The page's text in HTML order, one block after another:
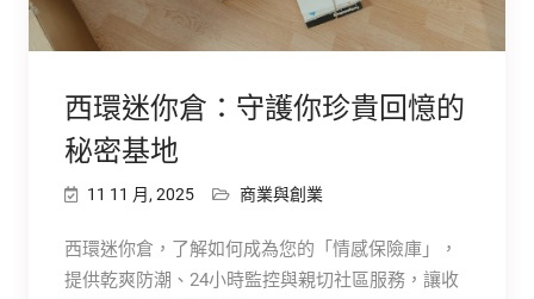
西環迷你倉：守護你珍貴回憶的
秘密基地
11 11 月, 2025 商業與創業
西環迷你倉，了解如何成為您的「情感保險庫」，
提供乾爽防潮、24小時監控與親切社區服務，讓收